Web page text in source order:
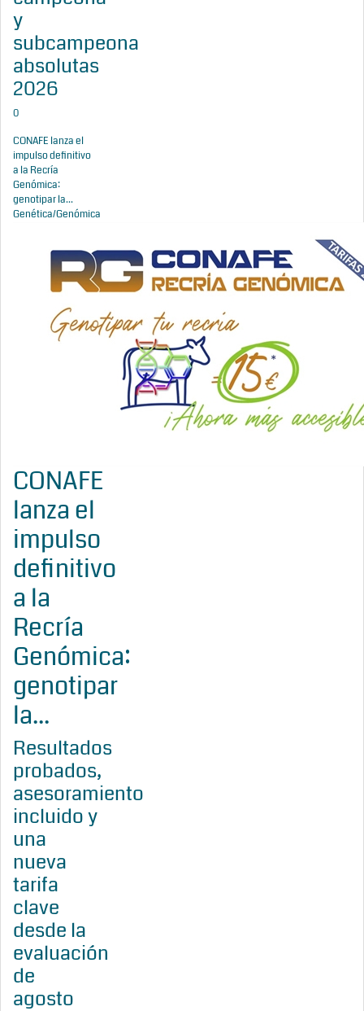
y
subcampeona
absolutas
2026
0
CONAFE lanza el
impulso definitivo
a la Recría
Genómica:
genotipar la...
Genética/Genómica
CONAFE
lanza el
impulso
definitivo
a la
Recría
Genómica:
genotipar
la...
Resultados
probados,
asesoramiento
incluido y
una
nueva
tarifa
clave
desde la
evaluación
de
agosto